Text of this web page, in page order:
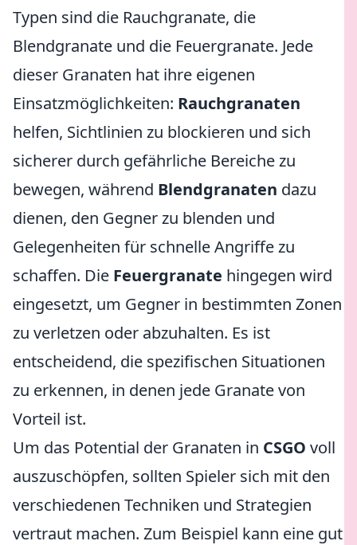
Typen sind die Rauchgranate, die
Blendgranate und die Feuergranate. Jede
dieser Granaten hat ihre eigenen
Einsatzmöglichkeiten: Rauchgranaten
helfen, Sichtlinien zu blockieren und sich
sicherer durch gefährliche Bereiche zu
bewegen, während Blendgranaten dazu
dienen, den Gegner zu blenden und
Gelegenheiten für schnelle Angriffe zu
schaffen. Die Feuergranate hingegen wird
eingesetzt, um Gegner in bestimmten Zonen
zu verletzen oder abzuhalten. Es ist
entscheidend, die spezifischen Situationen
zu erkennen, in denen jede Granate von
Vorteil ist.
Um das Potential der Granaten in CSGO voll
auszuschöpfen, sollten Spieler sich mit den
verschiedenen Techniken und Strategien
vertraut machen. Zum Beispiel kann eine gut